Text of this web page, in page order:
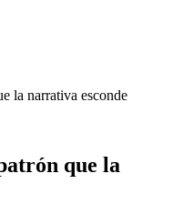
la narrativa esconde
que la